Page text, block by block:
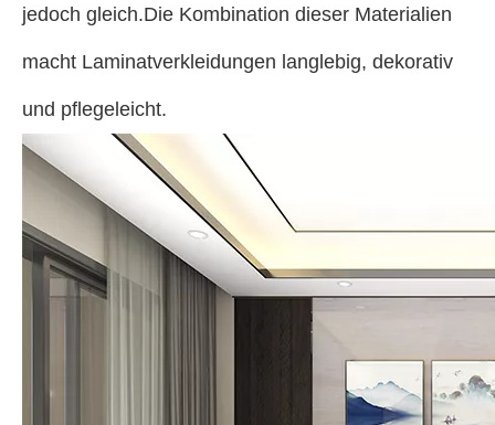
jedoch gleich.Die Kombination dieser Materialien
macht Laminatverkleidungen langlebig, dekorativ
und pflegeleicht.